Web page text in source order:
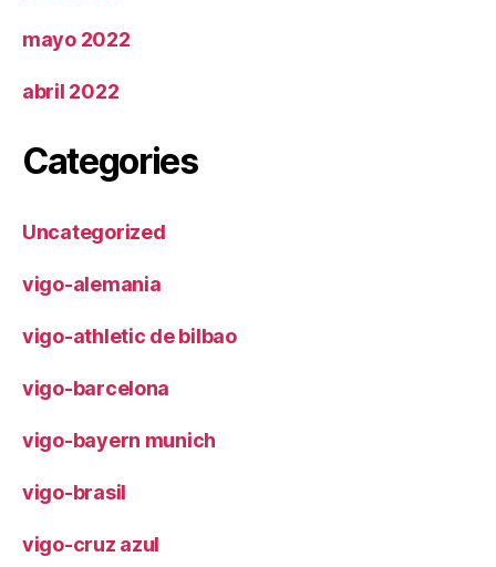
mayo 2022
abril 2022
Categories
Uncategorized
vigo-alemania
vigo-athletic de bilbao
vigo-barcelona
vigo-bayern munich
vigo-brasil
vigo-cruz azul